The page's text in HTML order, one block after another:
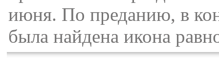
июня. По преданию, в
была найдена икона